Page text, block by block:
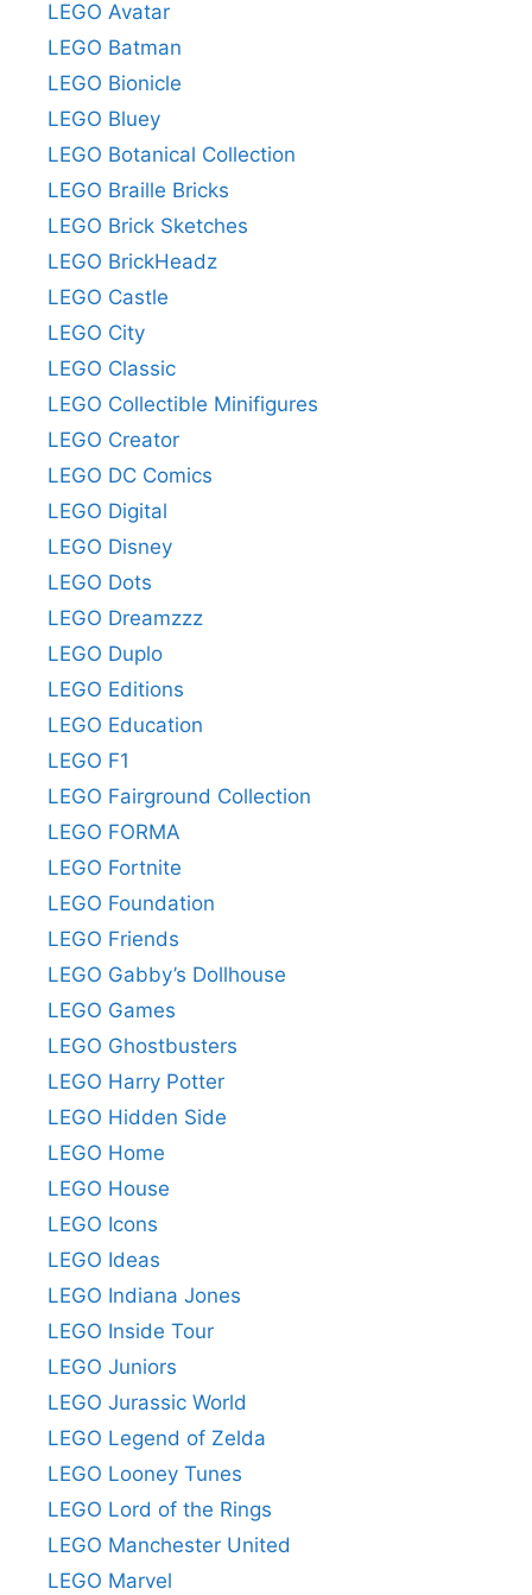
LEGO Avatar
LEGO Batman
LEGO Bionicle
LEGO Bluey
LEGO Botanical Collection
LEGO Braille Bricks
LEGO Brick Sketches
LEGO BrickHeadz
LEGO Castle
LEGO City
LEGO Classic
LEGO Collectible Minifigures
LEGO Creator
LEGO DC Comics
LEGO Digital
LEGO Disney
LEGO Dots
LEGO Dreamzzz
LEGO Duplo
LEGO Editions
LEGO Education
LEGO F1
LEGO Fairground Collection
LEGO FORMA
LEGO Fortnite
LEGO Foundation
LEGO Friends
LEGO Gabby’s Dollhouse
LEGO Games
LEGO Ghostbusters
LEGO Harry Potter
LEGO Hidden Side
LEGO Home
LEGO House
LEGO Icons
LEGO Ideas
LEGO Indiana Jones
LEGO Inside Tour
LEGO Juniors
LEGO Jurassic World
LEGO Legend of Zelda
LEGO Looney Tunes
LEGO Lord of the Rings
LEGO Manchester United
LEGO Marvel